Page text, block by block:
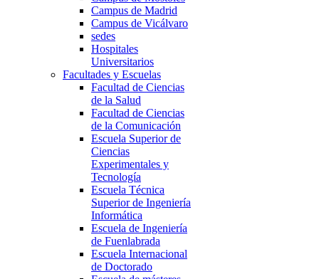
Campus de Madrid
Campus de Vicálvaro
sedes
Hospitales
Universitarios
Facultades y Escuelas
Facultad de Ciencias
de la Salud
Facultad de Ciencias
de la Comunicación
Escuela Superior de
Ciencias
Experimentales y
Tecnología
Escuela Técnica
Superior de Ingeniería
Informática
Escuela de Ingeniería
de Fuenlabrada
Escuela Internacional
de Doctorado